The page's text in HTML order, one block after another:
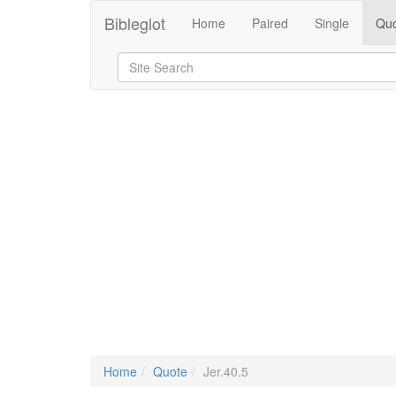
Bibleglot Home Paired Single
Home Quote Jer.40.5